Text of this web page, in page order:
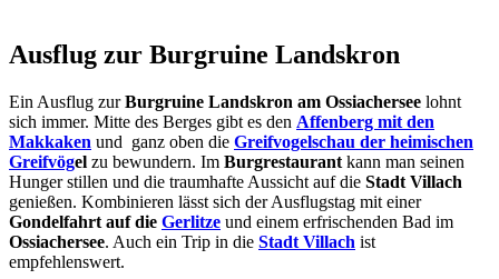
Ausflug zur Burgruine Landskron
Ein Ausflug zurBurgruine Landskron am Ossiachersee lohnt
sich immer. Mitte des Berges gibt es den Affenberg mit den
Makkaken und ganz oben die Greifvogelschau der heimischen
Greifvögel zu bewundern. Im Burgrestaurant kann man seinen
Hunger stillen und die traumhafte Aussicht auf die Stadt Villach
genießen. Kombinieren lässt sich der Ausflugstag mit einer
Gondelfahrt auf die Gerlitze und einem erfrischenden Bad im
Ossiachersee. Auch ein Trip in die Stadt Villach ist
empfehlenswert.